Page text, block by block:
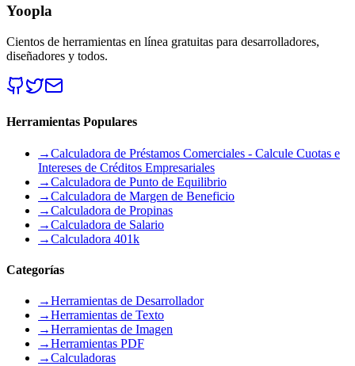
Yoopla
Cientos de herramientas en línea gratuitas para desarrolladores,
diseñadores y todos.
Herramientas Populares
→Calculadora de Préstamos Comerciales - Calcule Cuotas e
Intereses de Créditos Empresariales
→Calculadora de Punto de Equilibrio
→Calculadora de Margen de Beneficio
→Calculadora de Propinas
→Calculadora de Salario
→Calculadora 401k
Categorías
→Herramientas de Desarrollador
→Herramientas de Texto
→Herramientas de Imagen
→Herramientas PDF
→Calculadoras